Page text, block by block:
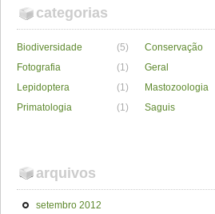
categorias
Biodiversidade (5) Conservação
Fotografia
(1) Geral
Lepidoptera
(1) Mastozoologia
Primatologia
(1) Saguis
arquivos
setembro 2012